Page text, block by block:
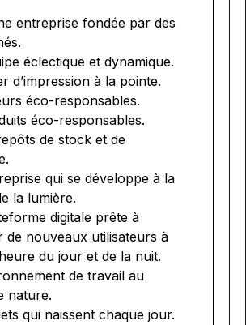
entreprise fondée par des
éclectique et dynamique.
d’impression à la pointe.
éco-responsables.
éco-responsables.
de stock et de
qui se développe à la
la lumière.
digitale prête à
de nouveaux utilisateurs à
du jour et de la nuit.
de travail au
nature.
qui naissent chaque jour.